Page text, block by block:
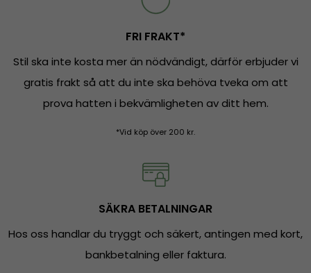
FRI FRAKT*
Stil ska inte kosta mer än nödvändigt, därför erbjuder vi
gratis frakt så att du inte ska behöva tveka om att
prova hatten i bekvämligheten av ditt hem.
*Vid köp över 200 kr.
SÄKRA BETALNINGAR
Hos oss handlar du tryggt och säkert, antingen med kort,
bankbetalning eller faktura.